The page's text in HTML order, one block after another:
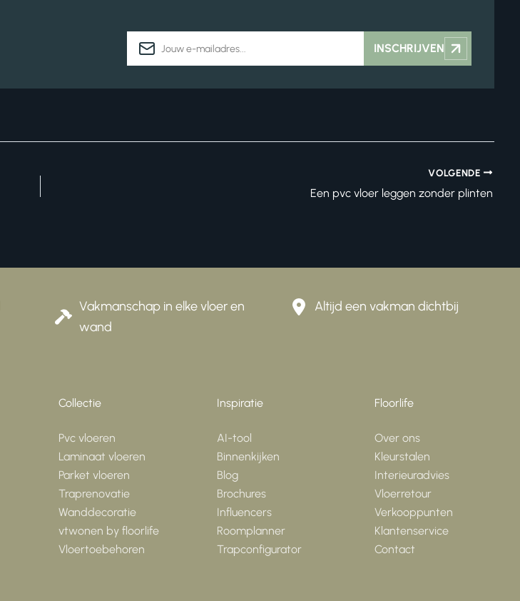
mailadres
INSCHRIJVEN
VOLGENDE
Een pvc vloer leggen zonder plinten
Vakmanschap in elke vloer en
wand
Altijd een vakman dichtbij
Collectie
Pvc vloeren
Laminaat vloeren
Parket vloeren
Traprenovatie
Wanddecoratie
vtwonen by floorlife
Vloertoebehoren
Inspiratie
AI-tool
Binnenkijken
Blog
Brochures
Influencers
Roomplanner
Trapconfigurator
Floorlife
Over ons
Kleurstalen
Interieuradvies
Vloerretour
Verkooppunten
Klantenservice
Contact